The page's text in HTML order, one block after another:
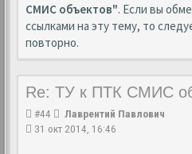
СМИС объектов". Если вы
ссылками на эту тему, то
повторно.
Re: ТУ к ПТК СМИС
#44
Лаврентий Павлович
31 окт 2014, 16:46